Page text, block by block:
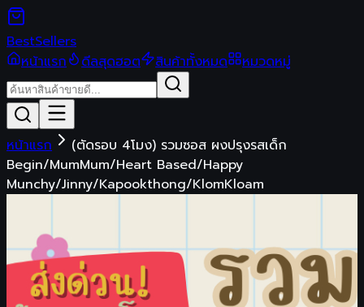
BestSellers
หน้าแรก
ดีลสุดฮอต สินค้าทั้งหมด หมวดหมู่
หน้าแรก
(ตัดรอบ 4โมง) รวมซอส ผงปรุงรสเด็ก
Begin/MumMum/Heart Based/Happy
Munchy/Jinny/Kapookthong/KlomKloam